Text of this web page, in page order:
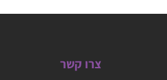
צרו קשר